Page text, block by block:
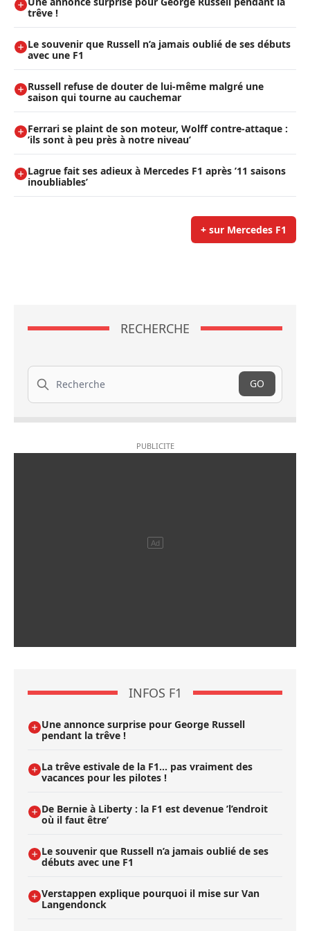
trêve !
Le souvenir que Russell n’a jamais oublié de ses débuts
avec une F1
Russell refuse de douter de lui-même malgré une
saison qui tourne au cauchemar
Ferrari se plaint de son moteur, Wolff contre-attaque :
’ils sont à peu près à notre niveau’
Lagrue fait ses adieux à Mercedes F1 après ’11 saisons
inoubliables’
+ sur Mercedes F1
RECHERCHE
Recherche
GO
INFOS F1
Une annonce surprise pour George Russell
pendant la trêve !
La trêve estivale de la F1... pas vraiment des
vacances pour les pilotes !
De Bernie à Liberty : la F1 est devenue ’l’endroit
où il faut être’
Le souvenir que Russell n’a jamais oublié de ses
débuts avec une F1
Verstappen explique pourquoi il mise sur Van
Langendonck